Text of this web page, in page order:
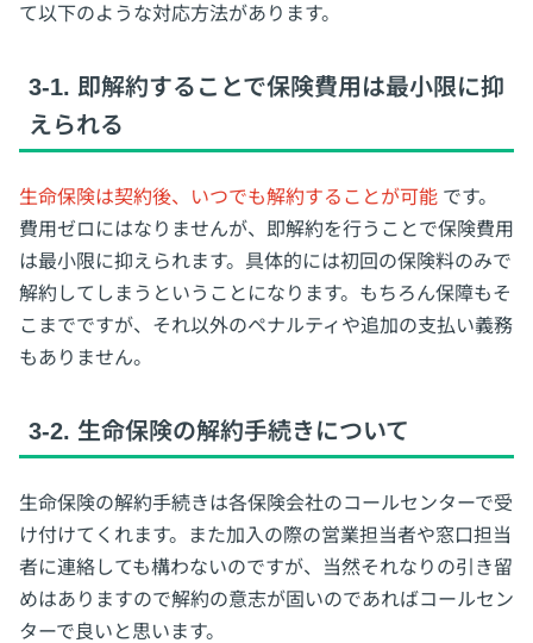
て以下のような対応方法があります。
3-1. 即解約することで保険費用は最小限に抑
えられる
生命保険は契約後、いつでも解約することが可能 です。
費用ゼロにはなりませんが、即解約を行うことで保険費用
は最小限に抑えられます。具体的には初回の保険料のみで
解約してしまうということになります。もちろん保障もそ
こまでですが、それ以外のペナルティや追加の支払い義務
もありません。
3-2. 生命保険の解約手続きについて
生命保険の解約手続きは各保険会社のコールセンターで受
け付けてくれます。また加入の際の営業担当者や窓口担当
者に連絡しても構わないのですが、当然それなりの引き留
めはありますので解約の意志が固いのであればコールセン
ターで良いと思います。